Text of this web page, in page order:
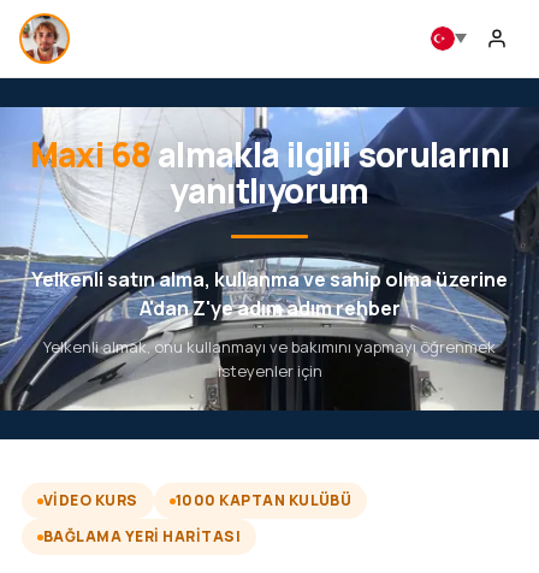
Maxi 68almakla ilgili sorularını
yanıtlıyorum
Yelkenli satın alma, kullanma ve sahip olma üzerine
A'dan Z'ye adım adım rehber
Yelkenli almak, onu kullanmayı ve bakımını yapmayı öğrenmek
isteyenler için
VIDEO KURS
1000 KAPTAN KULÜBÜ
BAĞLAMA YERI HARITASI